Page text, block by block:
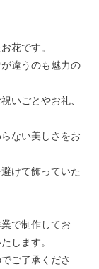
花です。
違うのも魅力の
いごとやお礼、
ない美しさをお
けて飾っていた
で制作してお
します。
ご了承くださ